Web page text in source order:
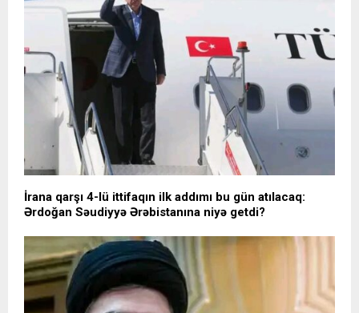
İrana qarşı 4-lü ittifaqın ilk addımı bu gün atılacaq:
Ərdoğan Səudiyyə Ərəbistanına niyə getdi?